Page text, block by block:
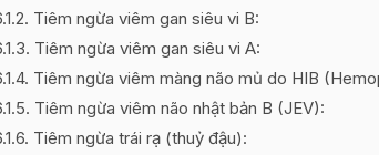
Tiêm ngừa viêm gan siêu vi B:
Tiêm ngừa viêm gan siêu vi A:
Tiêm ngừa viêm màng não mủ do HIB
Tiêm ngừa viêm não nhật bản B (JEV):
Tiêm ngừa trái rạ (thuỷ đậu):